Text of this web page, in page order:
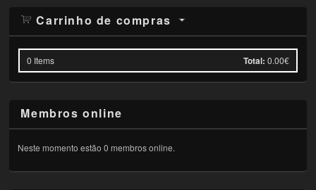
Carrinho de compras
0 Items Total: 0.00€
Membros online
Neste momento estão 0 membros online.